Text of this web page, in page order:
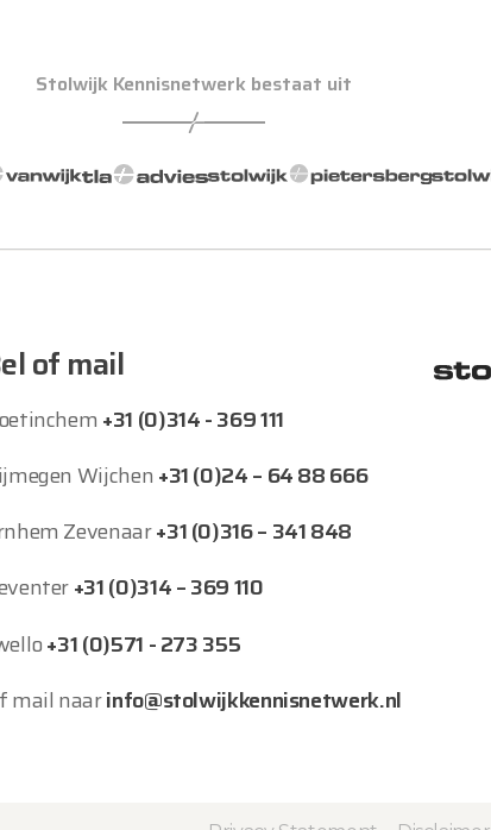
Stolwijk Kennisnetwerk bestaat uit
of mail
+31 (0)314 - 369 111
Wijchen +31 (0)24 – 64 88 666
Zevenaar+31 (0)316 – 341 848
+31 (0)314 – 369 110
+31 (0)571 - 273 355
mail naarinfo@stolwijkkennisnetwerk.nl